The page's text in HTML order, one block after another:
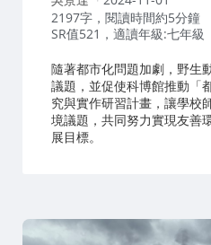
者：
2197字，閱讀時間約5分鐘
SR值521，適讀年級:七年級
隨著都市化問題加劇，野生
議題，並促使科博館推動「
究與實作研習計畫，讓學校
境議題，共同努力實現友善
展目標。